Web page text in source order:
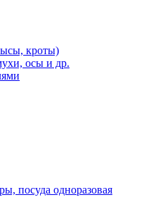
кроты)
осы и др.
посуда одноразовая